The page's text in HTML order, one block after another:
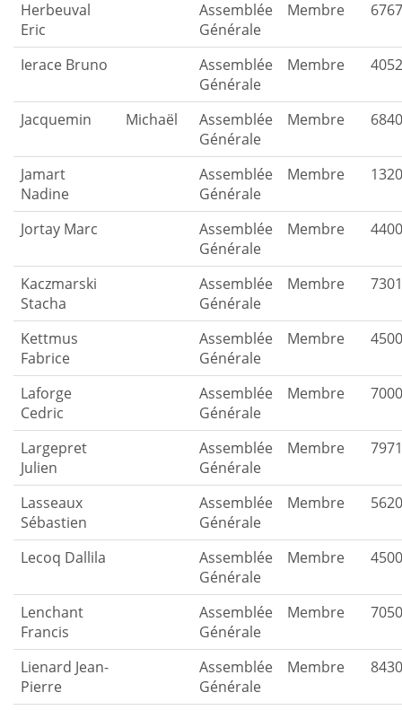
Herbeuval
Eric
Assemblée
Générale
Membre 6767
Ierace Bruno
Assemblée
Générale
Membre 4052
Jacquemin Michaël
Assemblée
Générale
Membre 6840
Jamart
Nadine
Assemblée
Générale
Membre 1320
Jortay Marc
Assemblée
Générale
Membre 4400
Kaczmarski
Stacha
Assemblée
Générale
Membre 7301
Kettmus
Fabrice
Assemblée
Générale
Membre 4500
Laforge
Cedric
Assemblée
Générale
Membre 7000
Largepret
Julien
Assemblée
Générale
Membre 7971
Lasseaux
Sébastien
Assemblée
Générale
Membre 5620
Lecoq Dallila
Assemblée
Générale
Membre 4500
Lenchant
Francis
Assemblée
Générale
Membre 7050
Lienard Jean-
Pierre
Assemblée
Générale
Membre 8430